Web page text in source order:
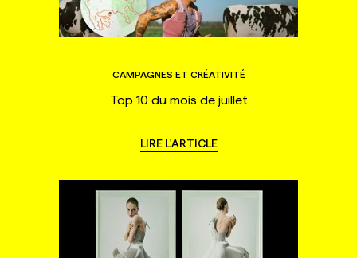
CAMPAGNES ET CRÉATIVITÉ
Top 10 du mois de juillet
LIRE L'ARTICLE